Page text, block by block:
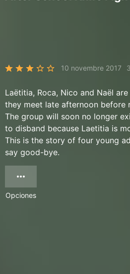
10 novembre 2017
Laëtitia, Roca, Nico and Naël
they meet late afternoon before
The group will soon no longer
to disband because Laetitia is
This is the story of four young
say good-bye.
Opciones